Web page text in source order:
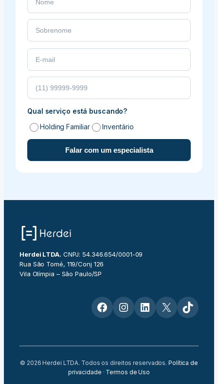
Qual serviço está buscando?
Holding Familiar
Inventário
Falar com um especialista
Herdei LTDA. CNPJ: 54.346.654/0001-09
Rua São Tomé, 119/Conj 126
Vila Olímpia – São Paulo/SP
Facebook Instagram LinkedIn X TikTok
© 2026 Herdei LTDA. Todos os direitos reservados.Política de
privacidade · Termos de Uso